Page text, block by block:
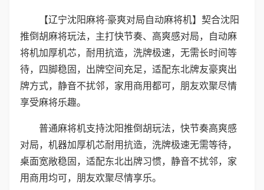
【辽宁沈阳麻将·豪爽对局自动麻将机】契合沈阳
推倒胡麻将玩法，主打快节奏、高爽感对局，自动麻
将机加厚机芯，耐用抗造，洗牌极速，无需长时间等
待，四脚稳固，出牌空间充足，适配东北牌友豪爽出
牌方式，静音不扰邻，家用商用都可，朋友欢聚尽情
享受麻将乐趣。
普通麻将机支持沈阳推倒胡玩法，快节奏高爽感
对局，机器加厚机芯耐用抗造，洗牌极速无需等待，
桌面宽敞稳固，适配东北出牌习惯，静音不扰邻，家
用商用均可，朋友欢聚尽情享乐。